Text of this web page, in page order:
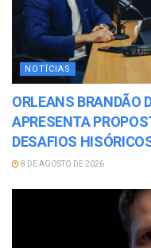
NOTÍCIAS
ORLEANS BRANDÃO
APRESENTA
DESAFIOS
8 DE AGOSTO DE 2026